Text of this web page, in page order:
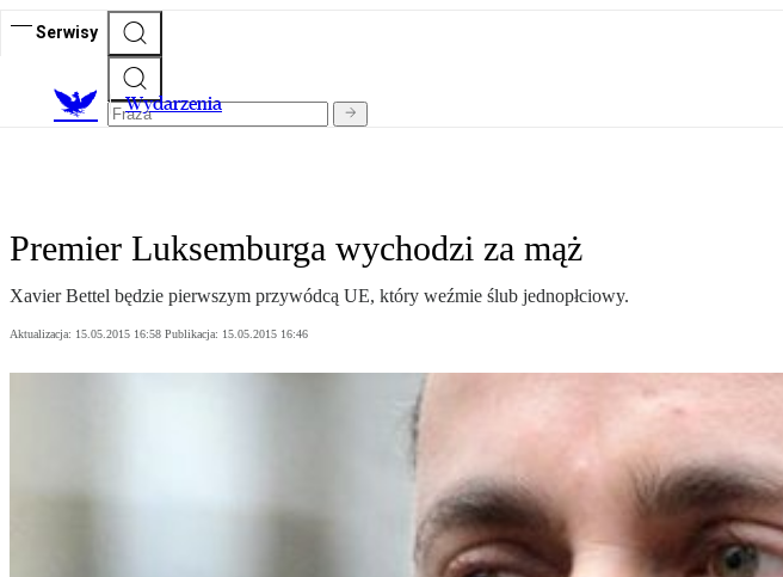
Serwisy
Wydarzenia
Premier Luksemburga wychodzi za mąż
Xavier Bettel będzie pierwszym przywódcą UE, który weźmie ślub jednopłciowy.
Aktualizacja: 15.05.2015 16:58 Publikacja: 15.05.2015 16:46